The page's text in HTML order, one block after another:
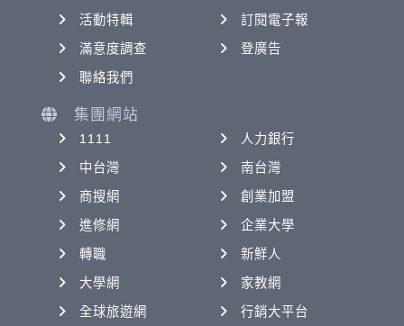
活動特輯
訂閱電子報
滿意度調查
登廣告
聯絡我們
集團網站
1111
人力銀行
中台灣
南台灣
商搜網
創業加盟
進修網
企業大學
轉職
新鮮人
大學網
家教網
全球旅遊網
行銷大平台